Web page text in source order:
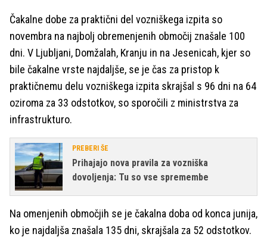
Čakalne dobe za praktični del vozniškega izpita so
novembra na najbolj obremenjenih območij znašale 100
dni. V Ljubljani, Domžalah, Kranju in na Jesenicah, kjer so
bile čakalne vrste najdaljše, se je čas za pristop k
praktičnemu delu vozniškega izpita skrajšal s 96 dni na 64
oziroma za 33 odstotkov, so sporočili z ministrstva za
infrastrukturo.
PREBERI ŠE
Prihajajo nova pravila za vozniška
dovoljenja: Tu so vse spremembe
Na omenjenih območjih se je čakalna doba od konca junija,
ko je najdaljša znašala 135 dni, skrajšala za 52 odstotkov.